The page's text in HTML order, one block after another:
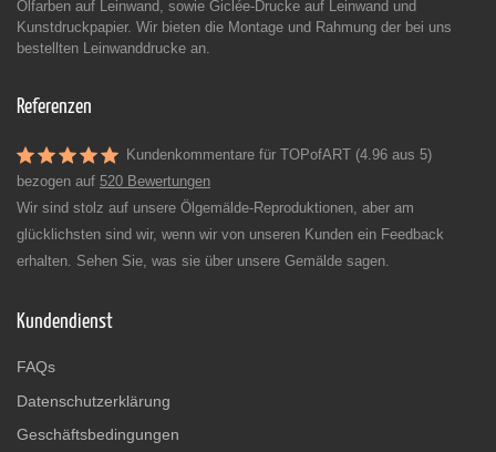
Ölfarben auf Leinwand, sowie Giclée-Drucke auf Leinwand und
Kunstdruckpapier. Wir bieten die Montage und Rahmung der bei uns
bestellten Leinwanddrucke an.
Referenzen
Kundenkommentare für TOPofART (4.96 aus 5)
bezogen auf 520 Bewertungen
Wir sind stolz auf unsere Ölgemälde-Reproduktionen, aber am
glücklichsten sind wir, wenn wir von unseren Kunden ein Feedback
erhalten. Sehen Sie, was sie über unsere Gemälde sagen.
Kundendienst
FAQs
Datenschutzerklärung
Geschäftsbedingungen